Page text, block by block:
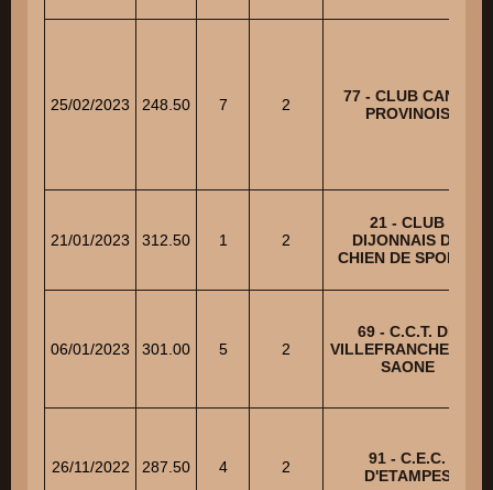
25/02/2023 248.50 7 2
77 - CLUB CANIN
PROVINOIS
21/01/2023 312.50 1 2
21 - CLUB
DIJONNAIS DU
CHIEN DE SPORTS
06/01/2023 301.00 5 2
69 - C.C.T. DE
VILLEFRANCHE SUR
SAONE
26/11/2022 287.50 4 2
91 - C.E.C.
D'ETAMPES